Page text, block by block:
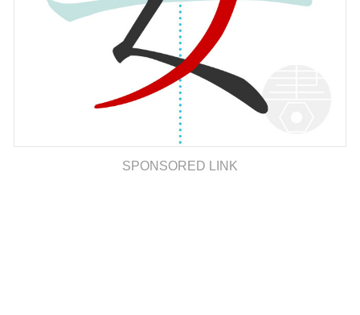
SPONSORED LINK